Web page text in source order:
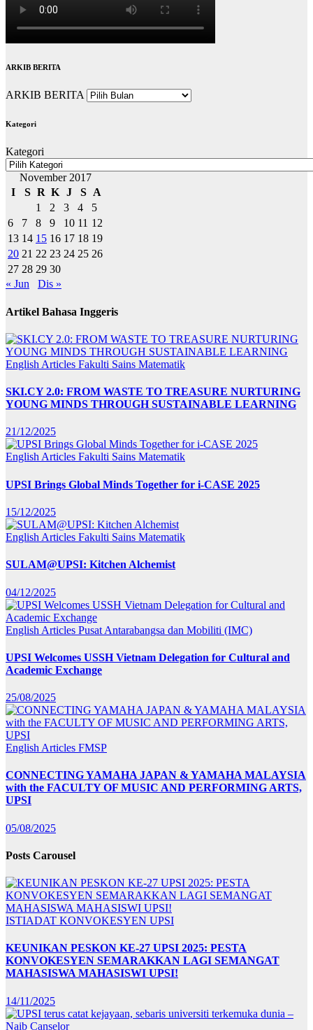
ARKIB BERITA
ARKIB BERITA
Kategori
Kategori
November 2017
I
S R K J S
A
1
2 3 4
5
6
7 8 9 10 11 12
13 14 15 16 17 18 19
20 21 22 23 24 25 26
27 28 29 30
« Jun
Dis »
Artikel Bahasa Inggeris
English Articles Fakulti Sains Matematik
SKI.CY 2.0: FROM WASTE TO TREASURE NURTURING
YOUNG MINDS THROUGH SUSTAINABLE LEARNING
21/12/2025
English Articles Fakulti Sains Matematik
UPSI Brings Global Minds Together for i-CASE 2025
15/12/2025
English Articles Fakulti Sains Matematik
SULAM@UPSI: Kitchen Alchemist
04/12/2025
English Articles Pusat Antarabangsa dan Mobiliti (IMC)
UPSI Welcomes USSH Vietnam Delegation for Cultural and
Academic Exchange
25/08/2025
English Articles FMSP
CONNECTING YAMAHA JAPAN & YAMAHA MALAYSIA
with the FACULTY OF MUSIC AND PERFORMING ARTS,
UPSI
05/08/2025
Posts Carousel
ISTIADAT KONVOKESYEN UPSI
KEUNIKAN PESKON KE-27 UPSI 2025: PESTA
KONVOKESYEN SEMARAKKAN LAGI SEMANGAT
MAHASISWA MAHASISWI UPSI!
14/11/2025